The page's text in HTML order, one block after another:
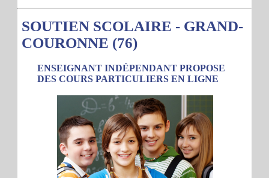
SOUTIEN SCOLAIRE - GRAND-
COURONNE (76)
ENSEIGNANT INDÉPENDANT PROPOSE
DES COURS PARTICULIERS EN LIGNE